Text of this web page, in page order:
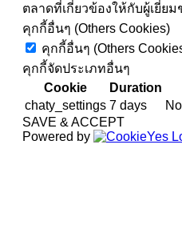
ตลาดที่เกี่ยวข้องให้กับผู้เยี่ยม
คุกกี้อื่นๆ (Others Cookies)
คุกกี้อื่นๆ (Others
คุกกี้จัดประเภทอื่นๆ
Cookie
Duration
chaty_settings 7 days
SAVE & ACCEPT
Powered by